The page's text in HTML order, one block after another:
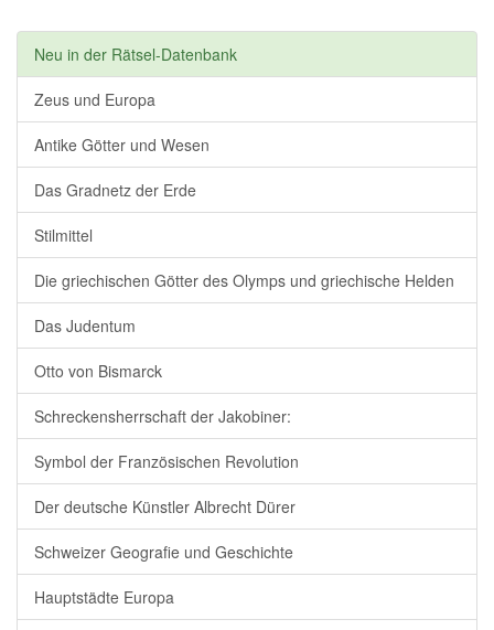
Neu in der Rätsel-Datenbank
Zeus und Europa
Antike Götter und Wesen
Das Gradnetz der Erde
Stilmittel
Die griechischen Götter des Olymps und griechische Helden
Das Judentum
Otto von Bismarck
Schreckensherrschaft der Jakobiner:
Symbol der Französischen Revolution
Der deutsche Künstler Albrecht Dürer
Schweizer Geografie und Geschichte
Hauptstädte Europa